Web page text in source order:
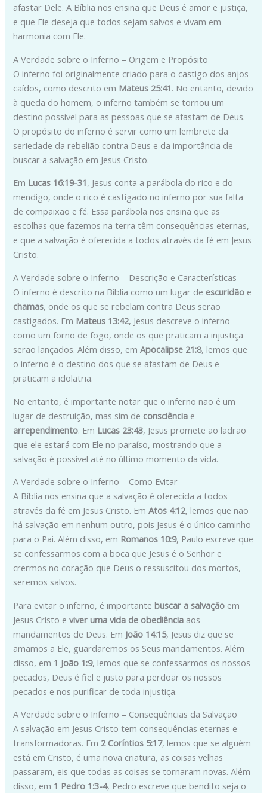
afastar Dele. A Bíblia nos ensina que Deus é amor e justiça,
e que Ele deseja que todos sejam salvos e vivam em
harmonia com Ele.
A Verdade sobre o Inferno – Origem e Propósito
O inferno foi originalmente criado para o castigo dos anjos
caídos, como descrito em Mateus 25:41. No entanto, devido
à queda do homem, o inferno também se tornou um
destino possível para as pessoas que se afastam de Deus.
O propósito do inferno é servir como um lembrete da
seriedade da rebelião contra Deus e da importância de
buscar a salvação em Jesus Cristo.
Em Lucas 16:19-31, Jesus conta a parábola do rico e do
mendigo, onde o rico é castigado no inferno por sua falta
de compaixão e fé. Essa parábola nos ensina que as
escolhas que fazemos na terra têm consequências eternas,
e que a salvação é oferecida a todos através da fé em Jesus
Cristo.
A Verdade sobre o Inferno – Descrição e Características
O inferno é descrito na Bíblia como um lugar de escuridão e
chamas, onde os que se rebelam contra Deus serão
castigados. Em Mateus 13:42, Jesus descreve o inferno
como um forno de fogo, onde os que praticam a injustiça
serão lançados. Além disso, emApocalipse 21:8, lemos que
o inferno é o destino dos que se afastam de Deus e
praticam a idolatria.
No entanto, é importante notar que o inferno não é um
lugar de destruição, mas sim de consciência e
arrependimento. Em Lucas 23:43, Jesus promete ao ladrão
que ele estará com Ele no paraíso, mostrando que a
salvação é possível até no último momento da vida.
A Verdade sobre o Inferno – Como Evitar
A Bíblia nos ensina que a salvação é oferecida a todos
através da fé em Jesus Cristo. EmAtos 4:12, lemos que não
há salvação em nenhum outro, pois Jesus é o único caminho
para o Pai. Além disso, em Romanos 10:9, Paulo escreve que
se confessarmos com a boca que Jesus é o Senhor e
crermos no coração que Deus o ressuscitou dos mortos,
seremos salvos.
Para evitar o inferno, é importantebuscar a salvação em
Jesus Cristo eviver uma vida de obediência aos
mandamentos de Deus. Em João 14:15, Jesus diz que se
amamos a Ele, guardaremos os Seus mandamentos. Além
disso, em 1 João 1:9, lemos que se confessarmos os nossos
pecados, Deus é fiel e justo para perdoar os nossos
pecados e nos purificar de toda injustiça.
A Verdade sobre o Inferno – Consequências da Salvação
A salvação em Jesus Cristo tem consequências eternas e
transformadoras. Em 2 Coríntios 5:17, lemos que se alguém
está em Cristo, é uma nova criatura, as coisas velhas
passaram, eis que todas as coisas se tornaram novas. Além
disso, em 1 Pedro 1:3-4, Pedro escreve que bendito seja o